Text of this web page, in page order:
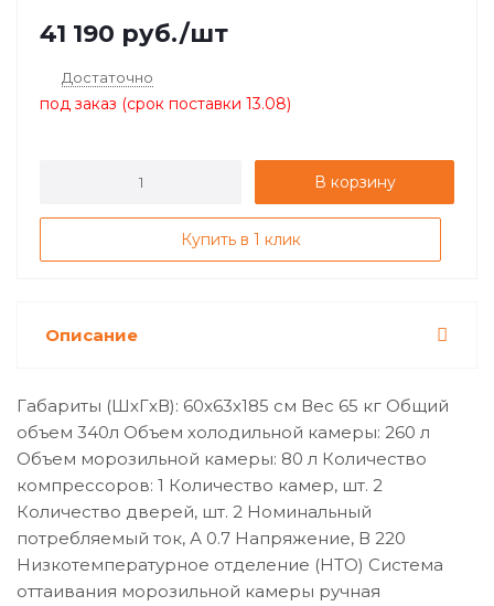
41 190 руб./шт
Достаточно
под заказ (срок поставки 13.08)
В корзину
Купить в 1 клик
Описание
Габариты (ШxГxВ): 60x63x185 см Вес 65 кг Общий
объем 340л Объем холодильной камеры: 260 л
Объем морозильной камеры: 80 л Количество
компрессоров: 1 Количество камер, шт. 2
Количество дверей, шт. 2 Номинальный
потребляемый ток, А 0.7 Напряжение, В 220
Низкотемпературное отделение (НТО) Система
оттаивания морозильной камеры ручная